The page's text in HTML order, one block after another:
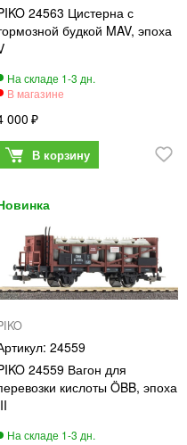
24563 Цистерна с
будкой MAV, эпоха
000
24559
24559 Вагон для
кислоты ÖBB, эпоха